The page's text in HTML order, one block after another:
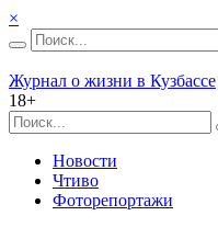
×
Журнал о жизни в Кузбассе
18+
Новости
Чтиво
Фоторепортажи